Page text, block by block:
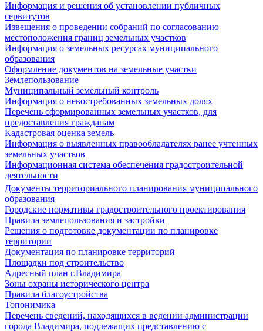
Информация и решения об установлении публичных
сервитутов
Извещения о проведении собраний по согласованию
местоположения границ земельных участков
Информация о земельных ресурсах муниципального
образования
Оформление документов на земельные участки
Землепользование
Муниципальный земельный контроль
Информация о невостребованных земельных долях
Перечень сформированных земельных участков, для
предоставления гражданам
Кадастровая оценка земель
Информация о выявленных правообладателях ранее учтенных
земельных участков
Информационная система обеспечения градостроительной
деятельности
Документы территориального планирования муниципального
образования
Городские нормативы градостроительного проектирования
Правила землепользования и застройки
Решения о подготовке документации по планировке
территории
Документация по планировке территорий
Площадки под строительство
Адресный план г.Владимира
Зоны охраны исторического центра
Правила благоустройства
Топонимика
Перечень сведений, находящихся в ведении администрации
города Владимира, подлежащих представлению с